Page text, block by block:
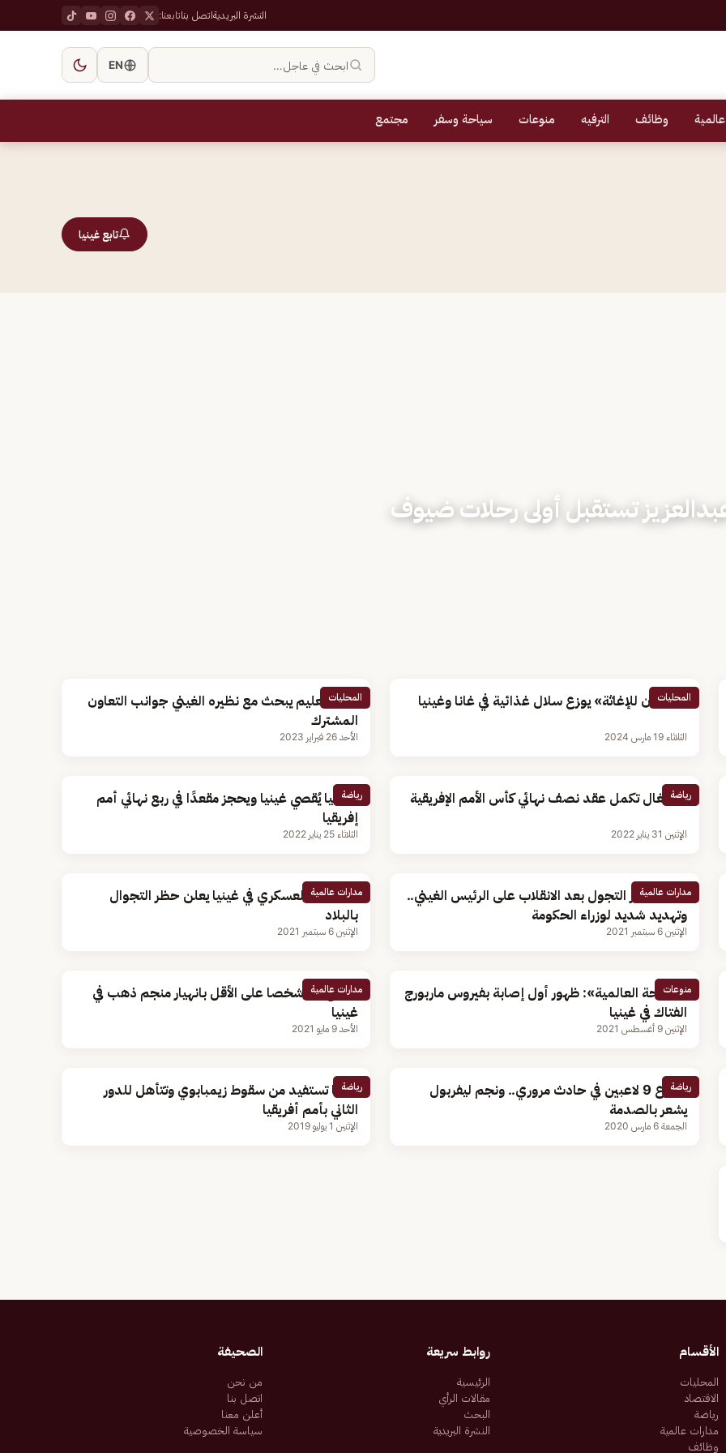
النشرة البريديةاتصل بناتابعنا:
ابحث في عاجل… EN
وظائف الترفيه منوعات سياحة وسفر مجتمع
تابع غينيا
تستقبل أولى رحلات ضيوف
المحليات
«سلمان للإغاثة» يوزع سلال غذائية في غانا وغينيا
الثلاثاء 19 مارس 2024
المحليات
وزير التعليم يبحث مع نظيره الغيني جوانب التعاون
المشترك
الأحد 26 فبراير 2023
رياضة
السنغال تكمل عقد نصف نهائي كأس الأمم الإفريقية
الإثنين 31 يناير 2022
رياضة
جامبيا يُقصي غينيا ويحجز مقعدًا في ربع نهائي أمم
إفريقيا
الثلاثاء 25 يناير 2022
مدارات عالمية
فرض حظر التجول بعد الانقلاب على الرئيس الغيني..
وتهديد شديد لوزراء الحكومة
الإثنين 6 سبتمبر 2021
مدارات عالمية
المجلس العسكري في غينيا يعلن حظر التجوال
بالبلاد
الإثنين 6 سبتمبر 2021
منوعات
«الصحة العالمية»: ظهور أول إصابة بفيروس ماربورج
الفتاك في غينيا
الإثنين 9 أغسطس 2021
مدارات عالمية
مصرع 15 شخصا على الأقل بانهيار منجم ذهب في
غينيا
الأحد 9 مايو 2021
رياضة
مصرع 9 لاعبين في حادث مروري.. ونجم ليفربول
يشعر بالصدمة
الجمعة 6 مارس 2020
رياضة
غينيا تستفيد من سقوط زيمبابوي وتتأهل للدور
الثاني بأمم أفريقيا
الإثنين 1 يوليو 2019
الأقسام
المحليات
الاقتصاد
رياضة
مدارات عالمية
وظائف
روابط سريعة
الرئيسية
مقالات الرأي
البحث
النشرة البريدية
الصحيفة
من نحن
اتصل بنا
أعلن معنا
سياسة الخصوصية